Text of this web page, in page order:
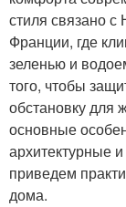
стиля связано
Франции, где
зеленью и
того, чтобы
обстановку для
основные
архитектурные
приведем
дома.